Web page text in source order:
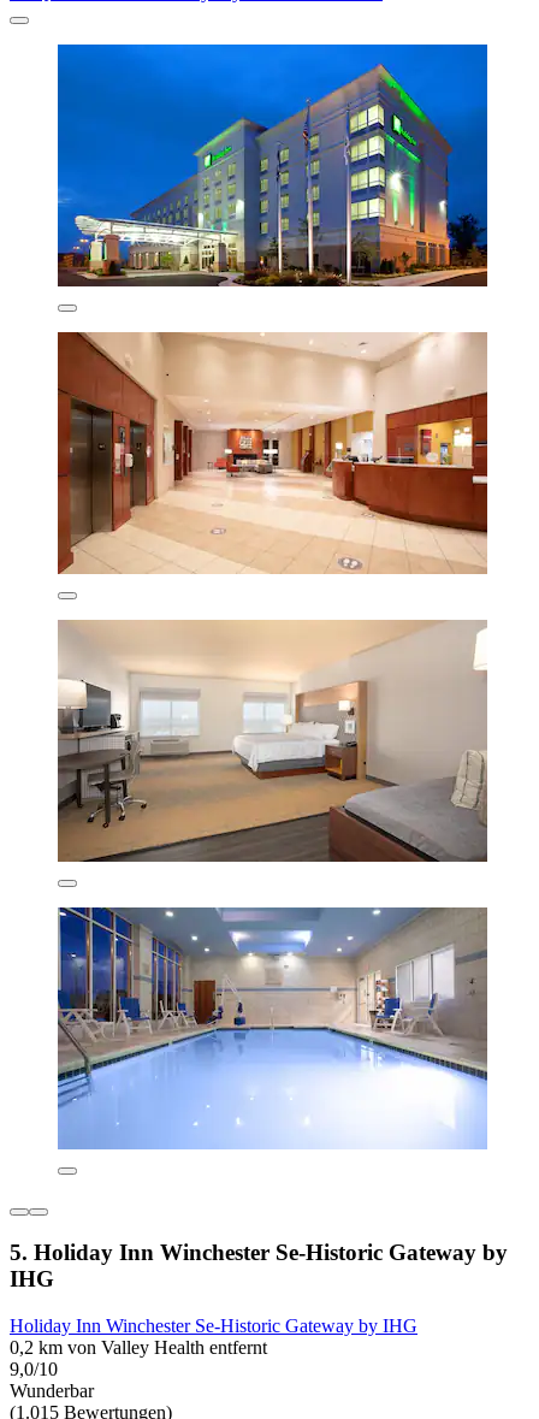
5. Holiday Inn Winchester Se-Historic Gateway by
IHG
Holiday Inn Winchester Se-Historic Gateway by IHG
0,2 km von Valley Health entfernt
9,0/10
Wunderbar
(1.015 Bewertungen)